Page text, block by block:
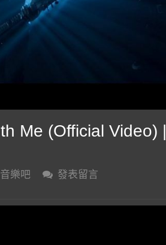
Me (Official Video) |
樂吧
發表留言